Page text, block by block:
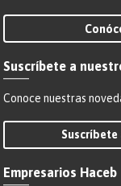
Suscríbete a
Conoce nuestras
Empresarios Haceb